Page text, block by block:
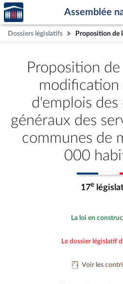
Aller au contenu
Aller en bas de la page
Accèder
à la
page
d'accueil
Assemblée
Dossiers législatifs
Proposition
modification
d'emplois
généraux des
communes de
000
17e
La loi en
Le dossier législatif
Voir les